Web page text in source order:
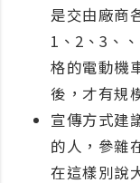
是交由廠商
1、2、3、
格的電動機
後，才有規
宣傳方式建
的人，參雜
在這樣別說